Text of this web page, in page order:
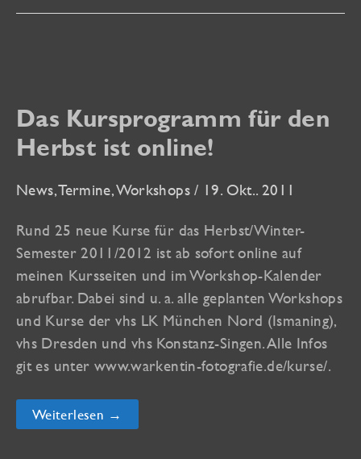
Sommer
Das Kursprogramm für den
Herbst ist online!
News,Termine,Workshops / 19. Okt.. 2011
Rund 25 neue Kurse für das Herbst/Winter-
Semester 2011/2012 ist ab sofort online auf
meinen Kursseiten und im Workshop-Kalender
abrufbar. Dabei sind u. a. alle geplanten Workshops
und Kurse der vhs LK München Nord (Ismaning),
vhs Dresden und vhs Konstanz-Singen. Alle Infos
git es unter www.warkentin-fotografie.de/kurse/.
Das
Kursprogramm
Weiterlesen →